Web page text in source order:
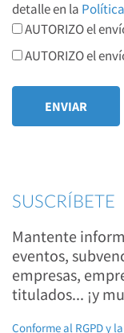
detalle en la
AUTORIZO el
AUTORIZO el
SUSCRÍBETE
Mantente
eventos,
empresas,
titulados... ¡y
Conforme al RGPD y la